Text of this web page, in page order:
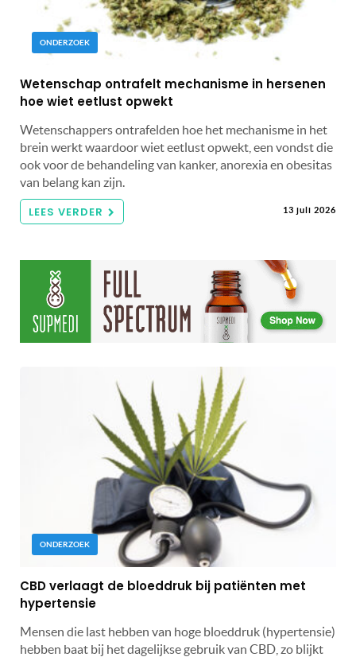
ONDERZOEK
Wetenschap ontrafelt mechanisme in hersenen
hoe wiet eetlust opwekt
Wetenschappers ontrafelden hoe het mechanisme in het
brein werkt waardoor wiet eetlust opwekt, een vondst die
ook voor de behandeling van kanker, anorexia en obesitas
van belang kan zijn.
LEES VERDER 13 juli 2026
ONDERZOEK
CBD verlaagt de bloeddruk bij patiënten met
hypertensie
Mensen die last hebben van hoge bloeddruk (hypertensie)
hebben baat bij het dagelijkse gebruik van CBD, zo blijkt